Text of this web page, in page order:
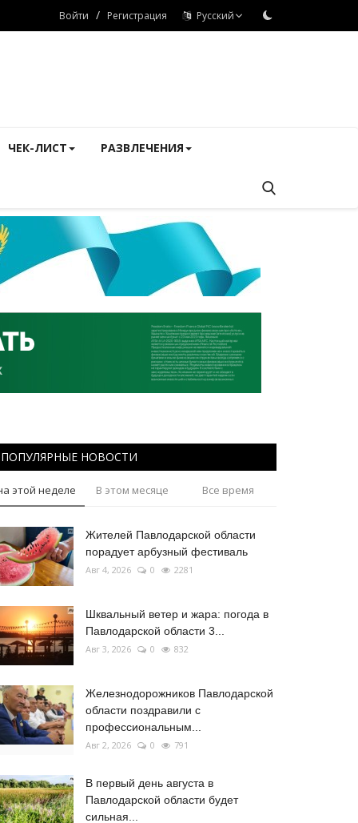
Войти / Регистрация Русский
ЧЕК-ЛИСТ РАЗВЛЕЧЕНИЯ
ПОПУЛЯРНЫЕ НОВОСТИ
этой неделе В этом месяце Все время
Жителей Павлодарской области
порадует арбузный фестиваль
Авг 4, 2026 0 2281
Шквальный ветер и жара: погода в
Павлодарской области 3...
Авг 3, 2026 0 832
Железнодорожников Павлодарской
области поздравили с
профессиональным...
Авг 2, 2026 0 791
В первый день августа в
Павлодарской области будет
сильная...